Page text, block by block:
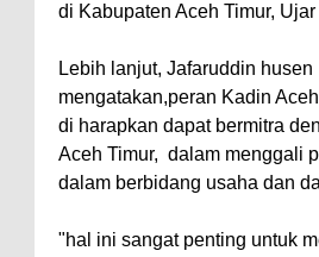
di Kabupaten Aceh Timur,
Lebih lanjut, Jafaruddin husen
mengatakan,peran Kadin
di harapkan dapat bermitra
Aceh Timur, dalam menggali
dalam berbidang usaha dan
"hal ini sangat penting untuk